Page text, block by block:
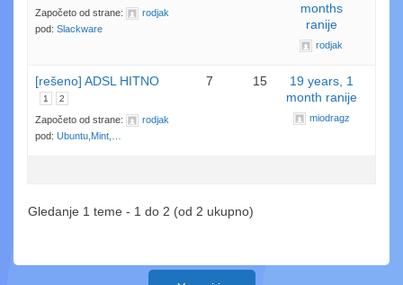
Započeto od strane:
rodjak
pod: Slackware
months
ranije
rodjak
[rešeno] ADSL HITNO
1 2
Započeto od strane:
rodjak
pod: Ubuntu,Mint,…
7 15
19 years, 1
month ranije
miodragz
Gledanje 1 teme - 1 do 2 (od 2 ukupno)